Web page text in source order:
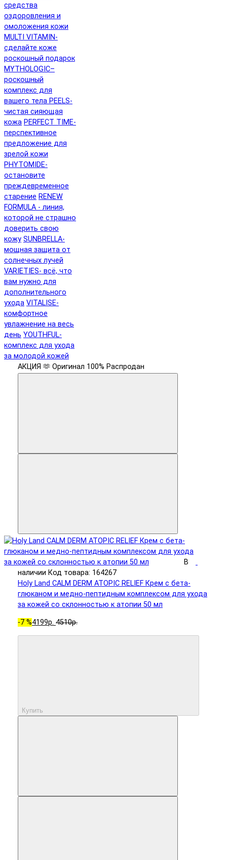
средства
оздоровления и
омоложения кожи
MULTI VITAMIN-
сделайте коже
роскошный подарок
MYTHOLOGIC–
роскошный
комплекс для
вашего тела PEELS-
чистая сияющая
кожа PERFECT TIME-
перспективное
предложение для
зрелой кожи
PHYTOMIDE-
остановите
преждевременное
старение RENEW
FORMULA - линия,
которой не страшно
доверить свою
кожу SUNBRELLA-
мощная защита от
солнечных лучей
VARIETIES- всё, что
вам нужно для
дополнительного
ухода VITALISE-
комфортное
увлажнение на весь
день YOUTHFUL-
комплекс для ухода
за молодой кожей
АКЦИЯ 🫶 Оригинал 100% Распродан
В
наличии Код товара: 164267
Holy Land CALM DERM ATOPIC RELIEF Крем с бета-
глюканом и медно-пептидным комплексом для ухода
за кожей со склонностью к атопии 50 мл
-7 %4199р. 4510р.
Купить